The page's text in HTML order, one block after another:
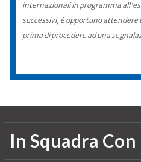
internazionali in programma
successivi, è opportuno attendere
prima di procedere ad una
In Squadra Con